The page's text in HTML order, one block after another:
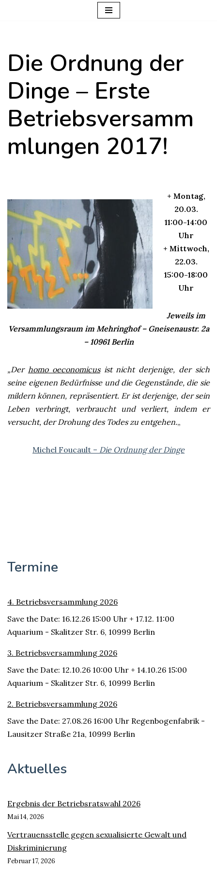
springen
Die Ordnung der
Dinge – Erste
Betriebsversamm
mlungen 2017!
+ Montag,
20.03.
11:00-14:00
Uhr
+ Mittwoch,
22.03.
15:00-18:00
Uhr
Jeweils im
Versammlungsraum im Mehringhof – Gneisenaustr. 2a
– 10961 Berlin
„Der homo oeconomicusist nicht derjenige, der sich
seine eigenen Bedürfnisse und die Gegenstände, die sie
mildern können, repräsentiert. Er ist derjenige, der sein
Leben verbringt, verbraucht und verliert, indem er
versucht, der Drohung des Todes zu entgehen.„
Michel Foucault – Die Ordnung der Dinge
Termine
4. Betriebsversammlung 2026
Save the Date: 16.12.26 15:00 Uhr + 17.12. 11:00
Aquarium - Skalitzer Str. 6, 10999 Berlin
3. Betriebsversammlung 2026
Save the Date: 12.10.26 10:00 Uhr + 14.10.26 15:00
Aquarium - Skalitzer Str. 6, 10999 Berlin
2. Betriebsversammlung 2026
Save the Date: 27.08.26 16:00 Uhr Regenbogenfabrik -
Lausitzer Straße 21a, 10999 Berlin
Aktuelles
Ergebnis der Betriebsratswahl 2026
Mai 14, 2026
Vertrauensstelle gegen sexualisierte Gewalt und
Diskriminierung
Februar 17, 2026